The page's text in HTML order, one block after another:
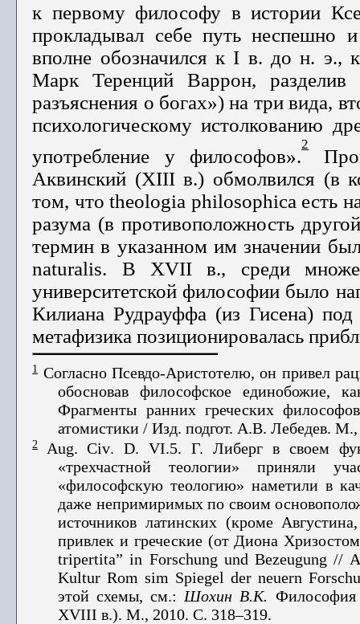
к первому философу в ис­тории
прокладывал себе путь
вполне обозначился к I в. до н. э.,
Марк Теренций Варрон,
разъяснения о богах») на три вида,
психологиче­скому истолкованию
употребление у философов».
2
Аквинский (XIII в.) обмолвился (в
том, что theologia philosophica есть
разума (в проти­воположность
термин в указанном им значении
naturalis. В XVII в., среди
университетской философии было
Килиана Рудрауффа (из Гисена)
мета­физика позиционировалась
1Согласно Псевдо-Аристотелю, он привел
обосновав философское единобожие,
Фрагменты ранних греческих
атомистики / Изд. подгот. А.В. Лебедев.
2 Aug.Civ.D.VI.5. Г. Либерг в своем
«трехчастной теологии» приняли
«философскую теологию» наме­тили в
даже непримиримых по своим
источников латинских (кроме
привлек и греческие (от Диона
tripertita” in Forschung und Bezeugung //
Kultur Rom sim Spiegel der neuern
этой схемы, см.: Шохин В.К. Философия
XVIII в.). М., 2010. С. 318–319.